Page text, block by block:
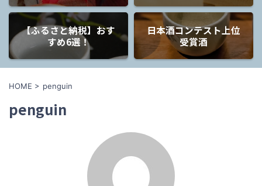
【ふるさと納税】おす
すめ6選！
日本酒コンテスト上位
受賞酒
HOME > penguin
penguin